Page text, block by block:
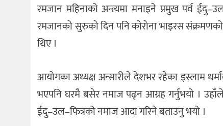
रमजान महिनाको अन्त्यमा मनाइने प्रमुख पर्व
रमजानको सुरुको दिन पनि कोरोना भाइरस
थिए ।
आयोगका अध्यक्ष अन्सारीले देशभर रहेका इस्लाम
भएपनि घरमै बसेर नमाज पढ्न आग्रह गर्नुभयो ।
ईदु–उल–फित्रको नमाज आदा गरिने बताउनु भयो ।